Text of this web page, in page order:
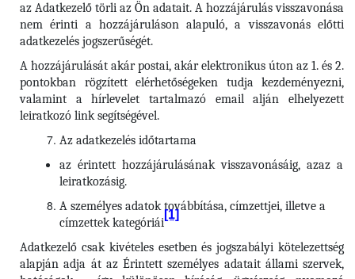
az Adatkezelő törli az Ön adatait. A hozzájárulás visszavonása
nem érinti a hozzájáruláson alapuló, a visszavonás előtti
adatkezelés jogszerűségét.
A hozzájárulását akár postai, akár elektronikus úton az 1. és 2.
pontokban rögzített elérhetőségeken tudja kezdeményezni,
valamint a hírlevelet tartalmazó email alján elhelyezett
leiratkozó link segítségével.
Az adatkezelés időtartama
az érintett hozzájárulásának visszavonásáig, azaz a
leiratkozásig.
A személyes adatok továbbítása, címzettjei, illetve a
címzettek kategóriái
[1]
Adatkezelő csak kivételes esetben és jogszabályi kötelezettség
alapján adja át az Érintett személyes adatait állami szervek,